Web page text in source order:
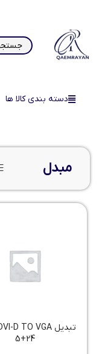
دسته بندی کالا ها
مبدل
24+5